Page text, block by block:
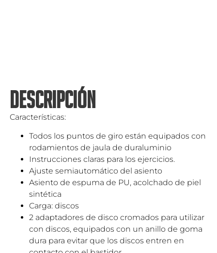
DESCRIPCIÓN
Características:
Todos los puntos de giro están equipados con
rodamientos de jaula de duraluminio
Instrucciones claras para los ejercicios.
Ajuste semiautomático del asiento
Asiento de espuma de PU, acolchado de piel
sintética
Carga: discos
2 adaptadores de disco cromados para utilizar
con discos, equipados con un anillo de goma
dura para evitar que los discos entren en